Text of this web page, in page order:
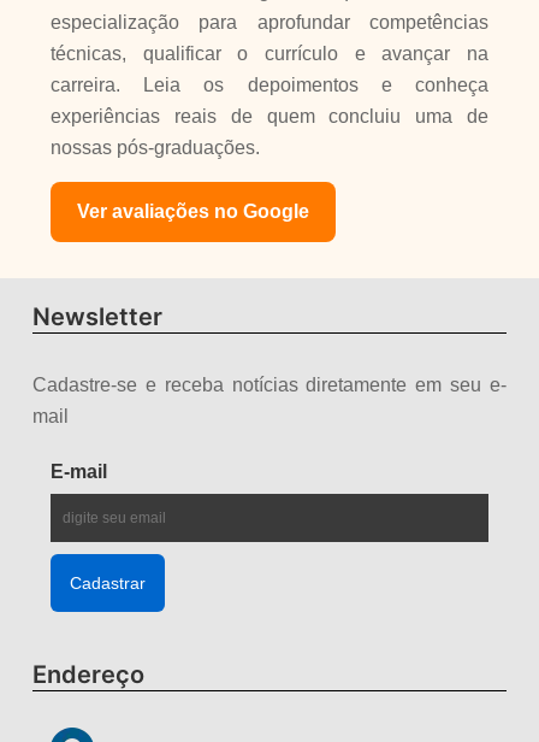
especialização para aprofundar competências
técnicas, qualificar o currículo e avançar na
carreira. Leia os depoimentos e conheça
experiências reais de quem concluiu uma de
nossas pós-graduações.
Ver avaliações no Google
Newsletter
Cadastre-se e receba notícias diretamente em seu e-
mail
E-mail
Endereço